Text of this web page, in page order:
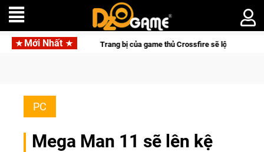
Mới NhấtTrang bị của game thủ Crossfire sẽ lộng lẫy ánh đèn với
PC
Mega Man 11 sẽ lên kệ